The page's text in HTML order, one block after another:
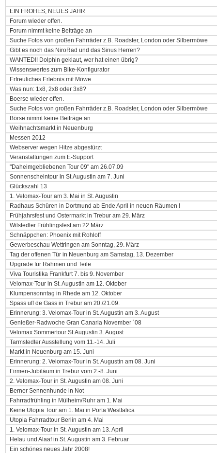
EIN FROHES, NEUES JAHR
Forum wieder offen.
Forum nimmt keine Beiträge an
Suche Fotos von großen Fahrräder z.B. Roadster, London oder Silbermöwe
Gibt es noch das NiroRad und das Sinus Herren?
WANTED!! Dolphin geklaut, wer hat einen übrig?
Wissenswertes zum Bike-Konfigurator
Erfreuliches Erlebnis mit Möwe
Was nun: 1x8, 2x8 oder 3x8?
Boerse wieder offen.
Suche Fotos von großen Fahrräder z.B. Roadster, London oder Silbermöwe
Börse nimmt keine Beiträge an
Weihnachtsmarkt in Neuenburg
Messen 2012
Webserver wegen Hitze abgestürzt
Veranstaltungen zum E-Support
"Daheimgebliebenen Tour 09" am 26.07.09
Sonnenscheintour in St.Augustin am 7. Juni
Glückszahl 13
1. Velomax-Tour am 3. Mai in St. Augustin
Radhaus Schüren in Dortmund ab Ende April in neuen Räumen !
Frühjahrsfest und Ostermarkt in Trebur am 29. März
Wilstedter Frühlingsfest am 22 März
Schnäppchen: Phoenix mit Rohloff
Gewerbeschau Wettringen am Sonntag, 29. März
Tag der offenen Tür in Neuenburg am Samstag, 13. Dezember
Upgrade für Rahmen und Teile
Viva Touristika Frankfurt 7. bis 9. November
Velomax-Tour in St. Augustin am 12. Oktober
Klumpensonntag in Rhede am 12. Oktober
Spass uff de Gass in Trebur am 20./21.09.
Erinnerung: 3. Velomax-Tour in St. Augustin am 3. August
Genießer-Radwoche Gran Canaria November ´08
Velomax Sommertour St.Augustin 3. August
Tarmstedter Ausstellung vom 11.-14. Juli
Markt in Neuenburg am 15. Juni
Erinnerung: 2. Velomax-Tour in St. Augustin am 08. Juni
Firmen-Jubiläum in Trebur vom 2.-8. Juni
2. Velomax-Tour in St. Augustin am 08. Juni
Berner Sennenhunde in Not
Fahrradfrühling in Mülheim/Ruhr am 1. Mai
Keine Utopia Tour am 1. Mai in Porta Westfalica
Utopia Fahrradtour Berlin am 4. Mai
1. Velomax-Tour in St. Augustin am 13. April
Helau und Alaaf in St. Augustin am 3. Februar
Ein schönes neues Jahr 2008!